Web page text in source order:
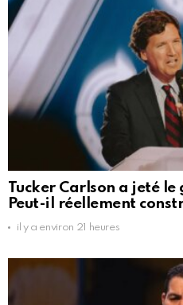
Tucker Carlson a jeté
Peut-il réellement
il y a environ 21 heures